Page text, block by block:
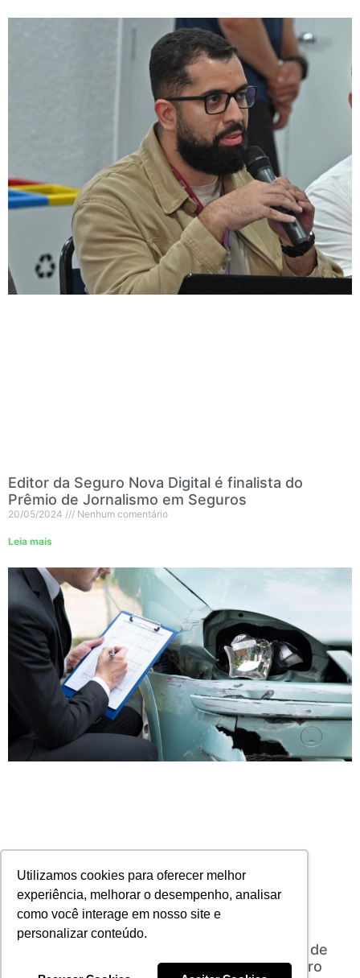
Utilizamos cookies para oferecer melhor
experiência, melhorar o desempenho, analisar
como você interage em nosso site e
personalizar conteúdo.
Editor da Seguro Nova Digital é finalista do
Prêmio de Jornalismo em Seguros
20/05/2024 Nenhum comentário
Leia mais
Debate sobre regulamentação do mercado de
proteção veicular acontece no Rio de Janeiro